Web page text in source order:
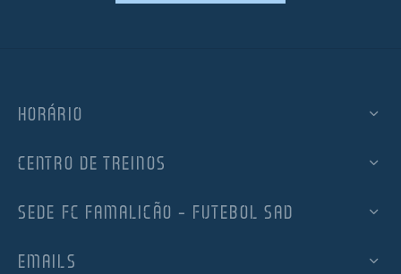
HORÁRIO
CENTRO DE TREINOS
SEDE FC FAMALICÃO – FUTEBOL SAD
EMAILS